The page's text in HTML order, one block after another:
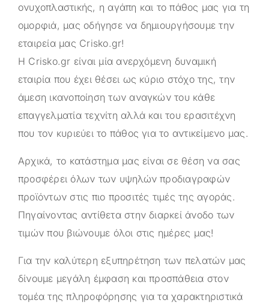
ονυχοπλαστικής, η αγάπη και το πάθος μας για τη
ομορφιά, μας οδήγησε να δημιουργήσουμε την
εταιρεία μας Crisko.gr!
Η Crisko.gr είναι μία ανερχόμενη δυναμική
εταιρία που έχει θέσει ως κύριο στόχο της, την
άμεση ικανοποίηση των αναγκών του κάθε
επαγγελματία τεχνίτη αλλά και του ερασιτέχνη
που τον κυριεύει το πάθος για το αντικείμενο μας.
Αρχικά, το κατάστημα μας είναι σε θέση να σας
προσφέρει όλων των υψηλών προδιαγραφών
προϊόντων στις πιο προσιτές τιμές της αγοράς.
Πηγαίνοντας αντίθετα στην διαρκεί άνοδο των
τιμών που βιώνουμε όλοι στις ημέρες μας!
Για την καλύτερη εξυπηρέτηση των πελατών μας
δίνουμε μεγάλη έμφαση και προσπάθεια στον
τομέα της πληροφόρησης για τα χαρακτηριστικά